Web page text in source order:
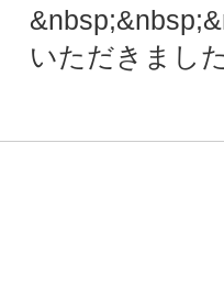
いただきまし